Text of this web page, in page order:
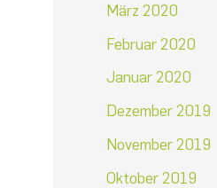
März 2020
Februar 2020
Januar 2020
Dezember 2019
November 2019
Oktober 2019